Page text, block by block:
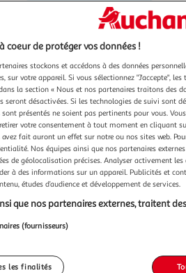
coeur de protéger vos données !
stockons et accédons à des données
sur votre appareil. Si vous sélectionnez "J'accepte",
la section « Nous et nos partenaires traitons des
seront désactivées. Si les technologies de suivi sont
présentés ne soient pas pertinents pour vous.
votre consentement à tout moment en cliquant
avez fait auront un effet sur notre ou nos sites web.
Nos équipes ainsi que nos partenaires
de géolocalisation précises. Analyser activement
à des informations sur un appareil. Publicités et
études d’audience et développement de services.
que nos partenaires externes, traitent
(fournisseurs)
les finalités